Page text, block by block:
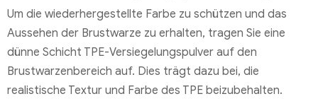
Um die wiederhergestellte Farbe zu schützen und das
Aussehen der Brustwarze zu erhalten, tragen Sie eine
dünne Schicht TPE-Versiegelungspulver auf den
Brustwarzenbereich auf. Dies trägt dazu bei, die
realistische Textur und Farbe des TPE beizubehalten.